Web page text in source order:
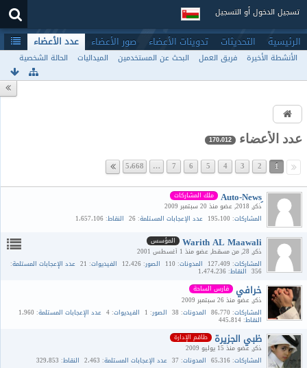
تسجيل الدخول أو التسجيل
الرئيسية التحديثات تدوينات الأعضاء صور الأعضاء عدد الأعضاء
الأنشطة الأخيرة فريق العمل البحث عن المستخدمين الميداليات الحالة الشخصية
عدد الأعضاء 170،012
1
2
3
4
5
6
7
… 5،668
ملك المشاركات
ذكر 2018 عضو منذ 20 سبتمبر 2009
المشاركات 195،100 عدد الإعجابات المستلمة 26 النقاط 1،657،106
Warith AL Maawali المؤسس
ذكر 28 من مسقط عضو منذ 1 أغسطس 2001
المشاركات 127،409 المدونات 110 الصور 12،426 الفيديوات 21 عدد الإعجابات المستلمة
356 النقاط 1،474،236
خرافي فارس الساحة
ذكر عضو منذ 26 سبتمبر 2009
المشاركات 86،770 المدونات 38 الصور 1 الفيديوات 4 عدد الإعجابات المستلمة 1،960
النقاط 445،814
ظبي الجزيرة
طاقم الإدارة
ذكر عضو منذ 15 يوليو 2009
المشاركات 65،316 المدونات 37 عدد الإعجابات المستلمة 2،463 النقاط 329،853